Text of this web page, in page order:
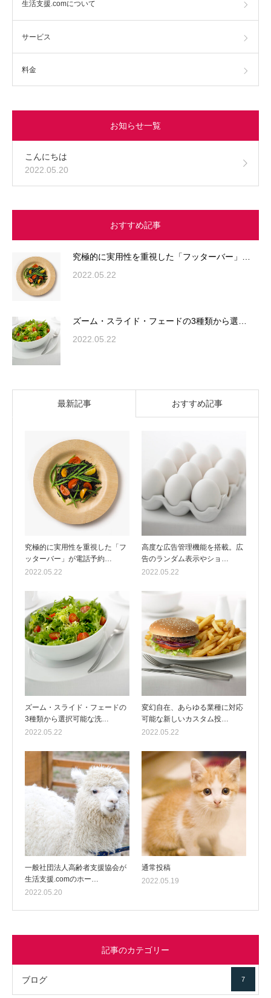
生活支援.comについて
サービス
料金
お知らせ一覧
こんにちは
2022.05.20
おすすめ記事
究極的に実用性を重視した「フッターバー」…
2022.05.22
ズーム・スライド・フェードの3種類から選…
2022.05.22
最新記事 おすすめ記事
究極的に実用性を重視した「フ
ッターバー」が電話予約…
2022.05.22
高度な広告管理機能を搭載。広
告のランダム表示やショ…
2022.05.22
ズーム・スライド・フェードの
3種類から選択可能な洗…
2022.05.22
変幻自在、あらゆる業種に対応
可能な新しいカスタム投…
2022.05.22
一般社団法人高齢者支援協会が
生活支援.comのホー…
2022.05.20
通常投稿
2022.05.19
記事のカテゴリー
ブログ 7